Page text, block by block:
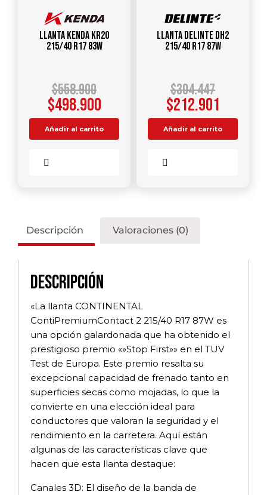
Llanta KENDA KR20
215/40 R17 83W
$558.900
$498.900
Añadir al carrito
Llanta DELINTE DH2
215/40 R17 87W
$304.447
$212.901
Añadir al carrito
Descripción Valoraciones (0)
Descripción
«La llanta CONTINENTAL
ContiPremiumContact 2 215/40 R17 87W es
una opción galardonada que ha obtenido el
prestigioso premio «»Stop First»» en el TUV
Test de Europa. Este premio resalta su
excepcional capacidad de frenado tanto en
superficies secas como mojadas, lo que la
convierte en una elección ideal para
conductores que valoran la seguridad y el
rendimiento en la carretera. Aquí están
algunas de las características clave que
hacen que esta llanta destaque:
Canales 3D: El diseño de la banda de